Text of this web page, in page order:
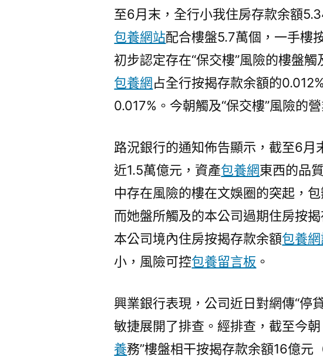
行
回
應〉
至6月末，全行小我住房存款余額
包養網站配合樓盤5.7萬個，一手樓
初步認定存在“保交樓”風險的樓盤
包養網占全行按揭存款余額的
0.017%。今朝觸及“保交樓”風險的
路況銀行的通知佈告顯示，截至6月
近1.5萬億元，資產包養網東西的品
中存在風險的樓在文娛圈的突起，
而她盤所觸及的本公司過期住房按
本公司境內住房按揭存款余額包養
小，風險可控包養留言板 。
興業銀行表現，公司近日對網傳“停
敏捷展開了排查。經排查，截至今
養務”樓盤相干按揭存款余額16億元